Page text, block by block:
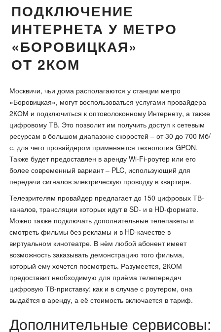
ПОДКЛЮЧЕНИЕ
ИНТЕРНЕТА У МЕТРО
«БОРОВИЦКАЯ»
ОТ 2КОМ
Москвичи, чьи дома располагаются у станции метро
«Боровицкая», могут воспользоваться услугами провайдера
2КОМ и подключиться к оптоволоконному Интернету, а также
цифровому ТВ. Это позволит им получить доступ к сетевым
ресурсам в большом диапазоне скоростей – от 30 до 700 Мб/
с, для чего провайдером применяется технология GPON.
Также будет предоставлен в аренду Wi-Fi-роутер или его
более современный вариант – PLC, использующий для
передачи сигналов электрическую проводку в квартире.
Телезрителям провайдер предлагает до 150 цифровых ТВ-
каналов, трансляции которых идут в SD- и в HD-формате.
Можно также подключать дополнительные телепакеты и
смотреть фильмы без рекламы и в HD-качестве в
виртуальном кинотеатре. В нём любой абонент имеет
возможность заказывать демонстрацию того фильма,
который ему хочется посмотреть. Разумеется, 2КОМ
предоставит необходимую для приёма телепередач
цифровую ТВ-приставку: как и в случае с роутером, она
выдаётся в аренду, а её стоимость включается в тариф.
Дополнительные сервисовы: